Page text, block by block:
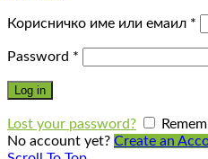
Корисничко име или емаил *
Password *
Log in
Lost your password?
No account yet? Create an